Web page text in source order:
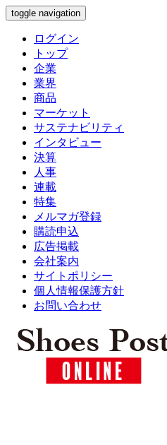
toggle navigation
ログイン
トップ
企業
業界
商品
マーケット
サステナビリティ
インタビュー
決算
人事
連載
特集
メルマガ登録
購読申込
広告掲載
会社案内
サイトポリシー
個人情報保護方針
お問い合わせ